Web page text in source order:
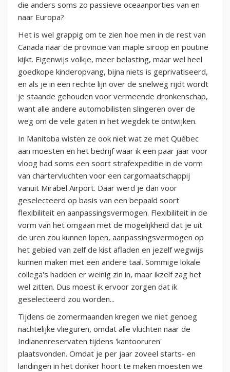
die anders soms zo passieve oceaanporties van en
naar Europa?
Het is wel grappig om te zien hoe men in de rest van
Canada naar de provincie van maple siroop en poutine
kijkt. Eigenwijs volkje, meer belasting, maar wel heel
goedkope kinderopvang, bijna niets is geprivatiseerd,
en als je in een rechte lijn over de snelweg rijdt wordt
je staande gehouden voor vermeende dronkenschap,
want alle andere automobilisten slingeren over de
weg om de vele gaten in het wegdek te ontwijken.
In Manitoba wisten ze ook niet wat ze met Québec
aan moesten en het bedrijf waar ik een paar jaar voor
vloog had soms een soort strafexpeditie in de vorm
van chartervluchten voor een cargomaatschappij
vanuit Mirabel Airport. Daar werd je dan voor
geselecteerd op basis van een bepaald soort
flexibiliteit en aanpassingsvermogen. Flexibiliteit in de
vorm van het omgaan met de mogelijkheid dat je uit
de uren zou kunnen lopen, aanpassingsvermogen op
het gebied van zelf de kist afladen en jezelf wegwijs
kunnen maken met een andere taal. Sommige lokale
collega's hadden er weinig zin in, maar ikzelf zag het
wel zitten. Dus moest ik ervoor zorgen dat ik
geselecteerd zou worden...
Tijdens de zomermaanden kregen we niet genoeg
nachtelijke vlieguren, omdat alle vluchten naar de
Indianenreservaten tijdens 'kantooruren'
plaatsvonden. Omdat je per jaar zoveel starts- en
landingen in het donker hoort te maken moesten we